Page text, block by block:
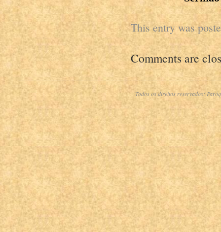
This entry was
Comments are
Todos os direitos reservados: